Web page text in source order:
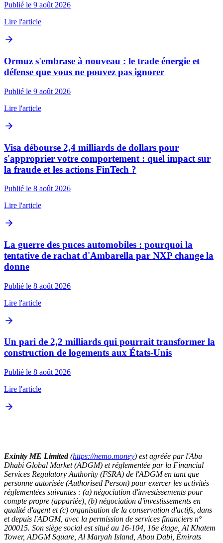
Publié le 9 août 2026
Lire l'article
Ormuz s'embrase à nouveau : le trade énergie et
défense que vous ne pouvez pas ignorer
Publié le 9 août 2026
Lire l'article
Visa débourse 2,4 milliards de dollars pour
s'approprier votre comportement : quel impact sur
la fraude et les actions FinTech ?
Publié le 8 août 2026
Lire l'article
La guerre des puces automobiles : pourquoi la
tentative de rachat d'Ambarella par NXP change la
donne
Publié le 8 août 2026
Lire l'article
Un pari de 2,2 milliards qui pourrait transformer la
construction de logements aux États-Unis
Publié le 8 août 2026
Lire l'article
Exinity ME Limited(https://nemo.money) est agréée par l'Abu
Dhabi Global Market (ADGM) et réglementée par la Financial
Services Regulatory Authority (FSRA) de l'ADGM en tant que
personne autorisée (Authorised Person) pour exercer les activités
réglementées suivantes : (a) négociation d'investissements pour
compte propre (appariée), (b) négociation d'investissements en
qualité d'agent et (c) organisation de la conservation d'actifs, dans
et depuis l'ADGM, avec la permission de services financiers n°
200015. Son siège social est situé au 16-104, 16e étage, Al Khatem
Tower, ADGM Square, Al Maryah Island, Abou Dabi, Émirats